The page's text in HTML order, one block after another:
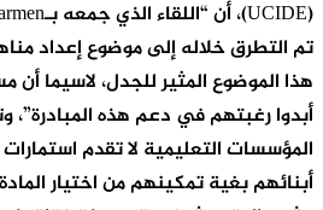
تم التطرق خلاله إلى موضوع إعداد
هذا الموضوع المثير للجدل، لاسيما أن
أبدوا رغبتهم في دعم هذه المبادرة”،
المؤسسات التعليمية لا تقدم استمارات
أبنائهم بغية تمكينهم من اختيار